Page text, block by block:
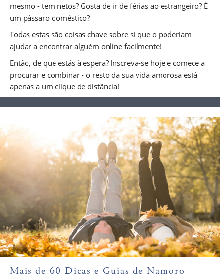
mesmo - tem netos? Gosta de ir de férias ao estrangeiro? É
um pássaro doméstico?
Todas estas são coisas chave sobre si que o poderiam
ajudar a encontrar alguém online facilmente!
Então, de que estás à espera? Inscreva-se hoje e comece a
procurar e combinar - o resto da sua vida amorosa está
apenas a um clique de distância!
Mais de 60 Dicas e Guias de Namoro